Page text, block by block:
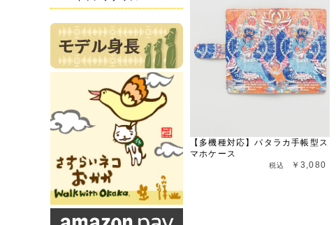
【多機種対応】パタラカ手帳型ス
マホケース
￥3,080